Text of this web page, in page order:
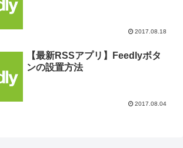
2017.08.18
【最新RSSアプリ】Feedlyボタ
ンの設置方法
2017.08.04